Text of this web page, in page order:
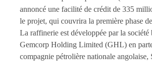
annoncé une facilité de crédit de 335
le projet, qui couvrira la première phase
La raffinerie est développée par la société
Gemcorp Holding Limited (GHL) en
compagnie pétrolière nationale angolaise,